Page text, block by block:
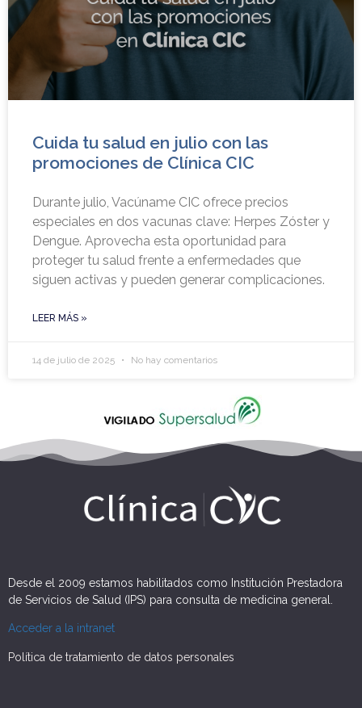
Cuida tu salud en julio con las
promociones de Clínica CIC
Durante julio, Vacúname CIC ofrece precios
especiales en dos vacunas clave: Herpes Zóster y
Dengue. Aprovecha esta oportunidad para
proteger tu salud frente a enfermedades que
siguen activas y pueden generar complicaciones.
LEER MÁS »
14 de julio de 2025 No hay comentarios
Desde el 2009 estamos habilitados como Institución Prestadora
de Servicios de Salud (IPS) para consulta de medicina general.
Acceder a la intranet
Política de tratamiento de datos personales